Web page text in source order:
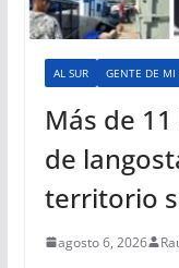
AL SUR GENTE DE MI
Más de
de
territorio
agosto 6, 2026